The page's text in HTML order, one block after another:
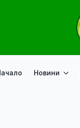
Новини